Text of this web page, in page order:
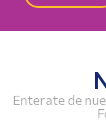
Enterate de